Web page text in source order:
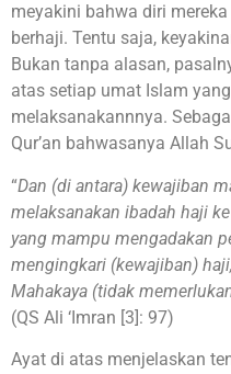
meyakini bahwa diri
berhaji. Tentu saja,
Bukan tanpa alasan,
atas setiap umat Islam
melaksanakannnya.
Qur’an bahwasanya Allah
“Dan (di antara) kewajiban
melaksanakan ibadah haji
yang mampu mengadakan
mengingkari (kewajiban)
Mahakaya (tidak
(QS Ali ‘Imran [3]: 97)
Ayat di atas menjelaskan